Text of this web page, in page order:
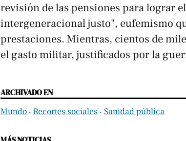
revisión de las pensiones para lograr
intergeneracional justo", eufemismo
prestaciones. Mientras, cientos de
el gasto militar, justificados por la
ARCHIVADO EN
Mundo ‧ Recortes sociales ‧ Sanidad pública